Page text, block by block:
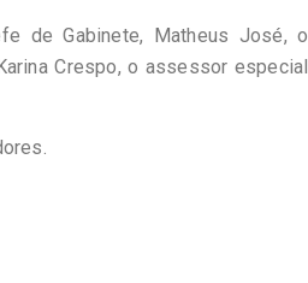
de Gabinete, Matheus José, o
Crespo, o assessor especial